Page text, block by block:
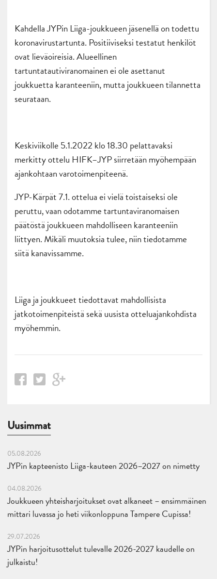
Kahdella JYPin Liiga-joukkueen jäsenellä on todettu
koronavirustartunta. Positiiviseksi testatut henkilöt
ovat lieväoireisia. Alueellinen
tartuntatautiviranomainen ei ole asettanut
joukkuetta karanteeniin, mutta joukkueen tilannetta
seurataan.
Keskiviikolle 5.1.2022 klo 18.30 pelattavaksi
merkitty ottelu HIFK–JYP siirretään myöhempään
ajankohtaan varotoimenpiteenä.
JYP-Kärpät 7.1. ottelua ei vielä toistaiseksi ole
peruttu, vaan odotamme tartuntaviranomaisen
päätöstä joukkueen mahdolliseen karanteeniin
liittyen. Mikäli muutoksia tulee, niin tiedotamme
siitä kanavissamme.
Liiga ja joukkueet tiedottavat mahdollisista
jatkotoimenpiteistä sekä uusista otteluajankohdista
myöhemmin.
Uusimmat
05.08.2026
JYPin kapteenisto Liiga-kauteen 2026–2027 on nimetty
04.08.2026
Joukkueen yhteisharjoitukset ovat alkaneet – ensimmäinen
mittari luvassa jo heti viikonloppuna Tampere Cupissa!
29.07.2026
JYPin harjoitusottelut tulevalle 2026-2027 kaudelle on
julkaistu!